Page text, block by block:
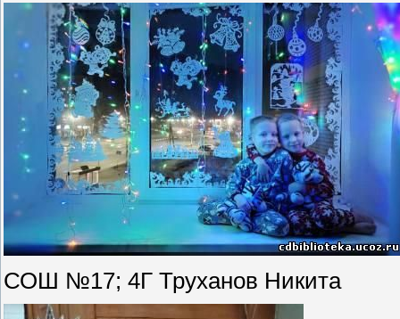
СОШ №17; 4Г Труханов Никита